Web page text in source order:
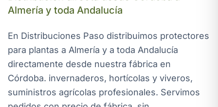
Almería y toda Andalucía
En Distribuciones Paso distribuimos protectores
para plantas a Almería y a toda Andalucía
directamente desde nuestra fábrica en
Córdoba. invernaderos, hortícolas y viveros,
suministros agrícolas profesionales. Servimos